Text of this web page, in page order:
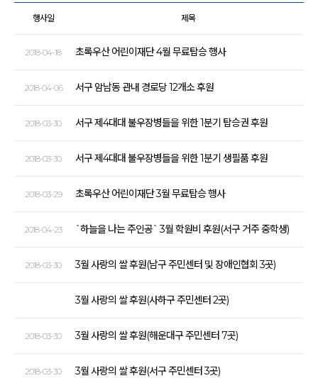
행사일 제목
2018-04-18 초록우산 어린이재단 4월 무료탑승 행사
2018-04-06 서구 암남동 관내 경로당 12개소 후원
2018-03-30 서구 제4대대 불우장병들을 위한 1분기 탑승권 후원
2018-03-30 서구 제4대대 불우장병들을 위한 1분기 생필품 후원
2018-03-29 초록우산 어린이재단 3월 무료탑승 행사
2018-04-23 `하늘을 나는 주인공` 3월 학원비 후원(서구 거주 중학생)
2018-03-30 3월 사랑의 쌀 후원(남구 주민센터 및 장애인협회 3곳)
3월 사랑의 쌀 후원(사하구 주민센터 2곳)
2018-03-30 3월 사랑의 쌀 후원(해운대구 주민센터 7곳)
2018-03-30 3월 사랑의 쌀 후원(서구 주민센터 3곳)